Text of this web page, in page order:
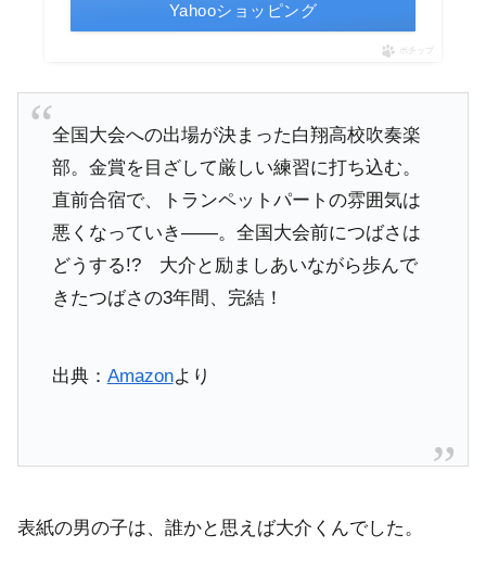
Yahooショッピング
ポチップ
全国大会への出場が決まった白翔高校吹奏楽
部。金賞を目ざして厳しい練習に打ち込む。
直前合宿で、トランペットパートの雰囲気は
悪くなっていき――。全国大会前につばさは
どうする!? 大介と励ましあいながら歩んで
きたつばさの3年間、完結！
出典： Amazonより
表紙の男の子は、誰かと思えば大介くんでした。